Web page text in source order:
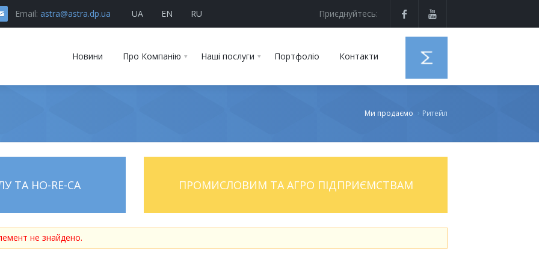
Email: astra@astra.dp.ua UA EN RU Приєднуйтесь:
Новини Про Компанію Наші послуги Портфоліо Контакти
Ми продаємо Ритейл
ТА HO-RE-CA ПРОМИСЛОВИМ ТА АГРО ПІДПРИЄМСТВАМ
не знайдено.